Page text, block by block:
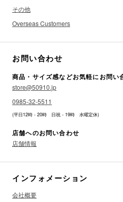
その他
Overseas Customers
お問い合わせ
商品・サイズ感などお気軽にお問い
store@50910.jp
0985-32-5511
(平日12時 - 20時 日祝 - 19時 水曜定休)
店舗へのお問い合わせ
店舗情報
インフォメーション
会社概要